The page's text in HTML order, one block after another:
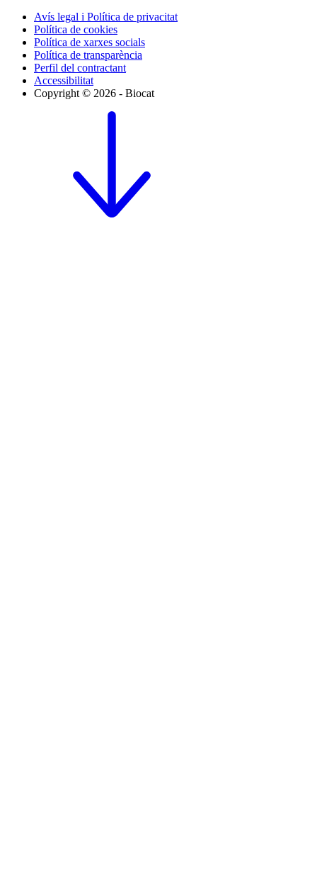
Avís legal i Política de privacitat
Política de cookies
Política de xarxes socials
Política de transparència
Perfil del contractant
Accessibilitat
Copyright © 2026 - Biocat